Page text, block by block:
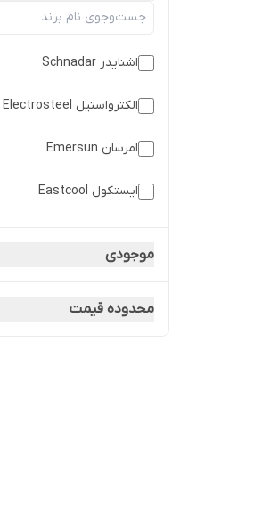
اشنایدر Schnadar
الکترواستیل Electrosteel
امرسان Emersun
ایستکول Eastcool
دیپوینت Depoint
موجودی
محدوده قیمت